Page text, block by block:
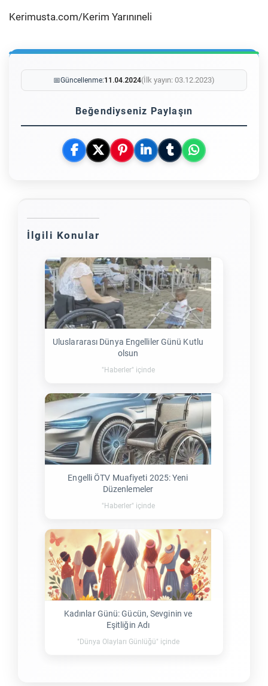
Kerimusta.com/Kerim Yarınıneli
📅Güncellenme:11.04.2024(İlk yayın: 03.12.2023)
Beğendiyseniz Paylaşın
İlgili Konular
Uluslararası Dünya Engelliler Günü Kutlu
olsun
"Haberler" içinde
Engelli ÖTV Muafiyeti 2025: Yeni
Düzenlemeler
"Haberler" içinde
Kadınlar Günü: Gücün, Sevginin ve
Eşitliğin Adı
"Dünya Olayları Günlüğü" içinde